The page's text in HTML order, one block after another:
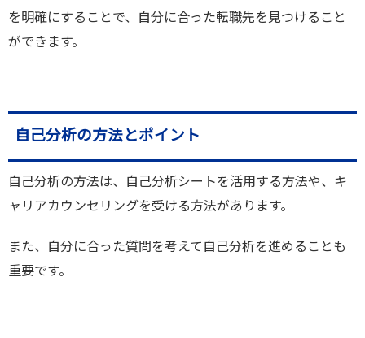
を明確にすることで、自分に合った転職先を見つけること
ができます。
自己分析の方法とポイント
自己分析の方法は、自己分析シートを活用する方法や、キ
ャリアカウンセリングを受ける方法があります。
また、自分に合った質問を考えて自己分析を進めることも
重要です。